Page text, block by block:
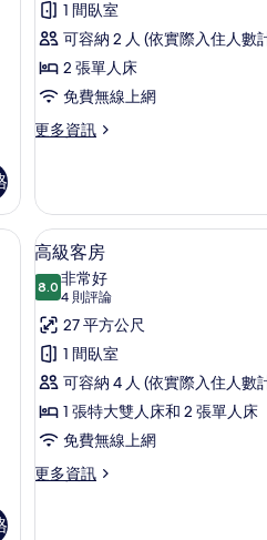
雙
床
房,
2
張
床
的
所
有
相
片
論)
1 間臥室
可容納 2 人 (依實際入住人數
2 張單人床
免費無線上網
更多資訊
更
雙
床
房,
張
人
床
的
詳
情
無線上網、床單
顯
示
高
級
客
房
的
所
有
8
高級客房
8.08.0 分，滿分 10 分
非常好
4 則評論
(4
則
評
論)
27 平方公尺
1 間臥室
可容納 4 人 (依實際入住人數
1 張特大雙人床和 2 張單人床
免費無線上網
更多資訊
更